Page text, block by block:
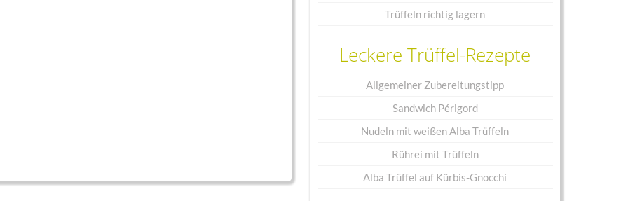
Trüffeln richtig lagern
Leckere Trüffel-Rezepte
Allgemeiner Zubereitungstipp
Sandwich Périgord
Nudeln mit weißen Alba Trüffeln
Rührei mit Trüffeln
Alba Trüffel auf Kürbis-Gnocchi